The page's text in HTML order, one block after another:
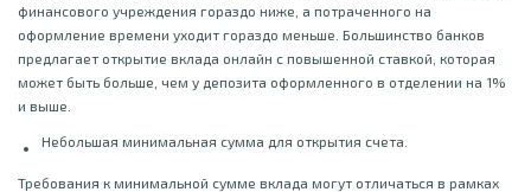
финансового учреждения гораздо ниже, а потраченного на
оформление времени уходит гораздо меньше. Большинство банков
предлагает открытие вклада онлайн с повышенной ставкой, которая
может быть больше, чем у депозита оформленного в отделении на 1%
и выше.
Небольшая минимальная сумма для открытия счета.
Требования к минимальной сумме вклада могут отличаться в рамках